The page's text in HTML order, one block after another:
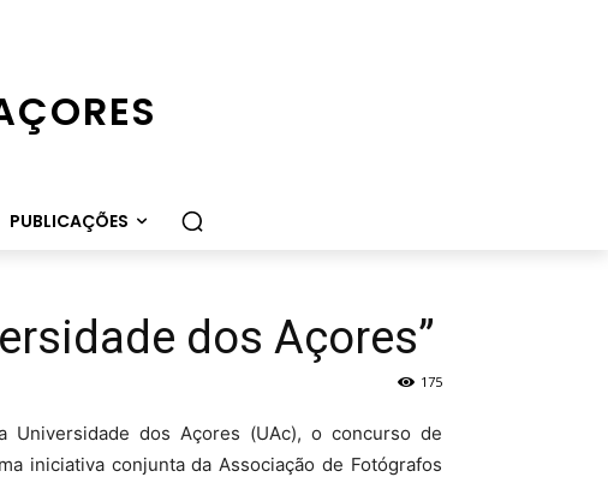
PUBLICAÇÕES
dos Açores”
175
Universidade dos Açores (UAc), o concurso de
iniciativa conjunta da Associação de Fotógrafos